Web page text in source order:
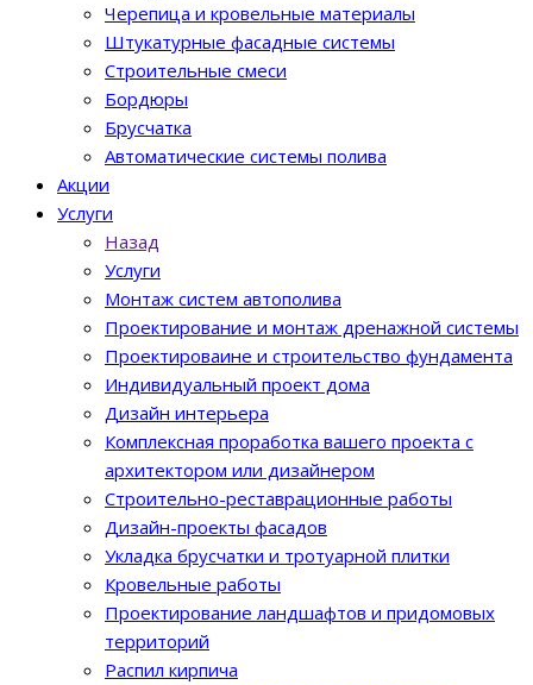
Черепица и кровельные материалы
Штукатурные фасадные системы
Строительные смеси
Бордюры
Брусчатка
Автоматические системы полива
Акции
Услуги
Назад
Услуги
Монтаж систем автополива
Проектирование и монтаж дренажной системы
Проектироваине и строительство фундамента
Индивидуальный проект дома
Дизайн интерьера
Комплексная проработка вашего проекта с
архитектором или дизайнером
Строительно-реставрационные работы
Дизайн-проекты фасадов
Укладка брусчатки и тротуарной плитки
Кровельные работы
Проектирование ландшафтов и придомовых
территорий
Распил кирпича